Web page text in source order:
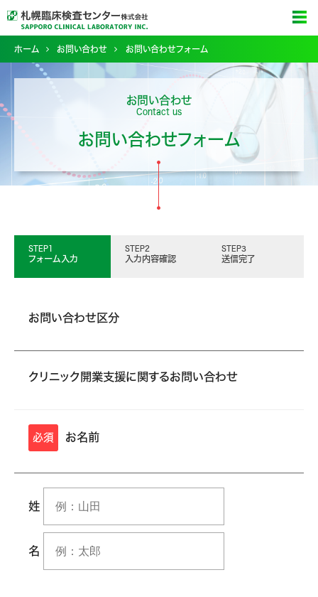
ホーム お問い合わせ お問い合わせフォーム
お問い合わせ
Contact us
お問い合わせフォーム
STEP1
フォーム入力
STEP2
入力内容確認
STEP3
送信完了
お問い合わせ区分
クリニック開業支援に関するお問い合わせ
必須 お名前
姓
名